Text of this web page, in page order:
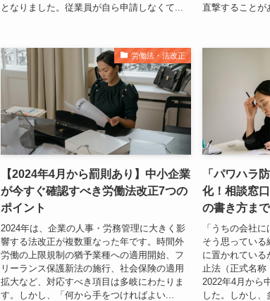
となりました。従業員が自ら申請しなくて...
直撃することが
労働法・法改正
【2024年4月から罰則あり】中小企業
が今すぐ確認すべき労働法改正7つの
ポイント
2024年は、企業の人事・労務管理に大きく影
響する法改正が複数重なった年です。時間外
労働の上限規制の猶予業種への適用開始、フ
リーランス保護新法の施行、社会保険の適用
拡大など、対応すべき項目は多岐にわたりま
す。しかし、「何から手をつければよい...
「パワハラ
化！相談窓
の書き方まで
「うちの会社
そう思っている
に置かれている
止法（正式名
2022年4月から
した。しかし